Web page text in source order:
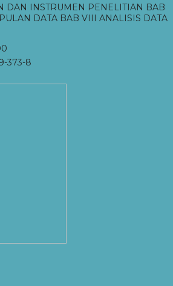
DAN INSTRUMEN PENELITIAN BAB
DATA BAB VIII ANALISIS DATA
373-8